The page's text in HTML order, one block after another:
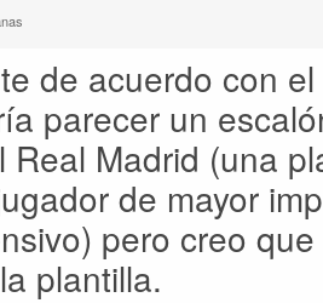
de acuerdo con
parecer un
Real Madrid (una
de mayor
pero creo
plantilla.